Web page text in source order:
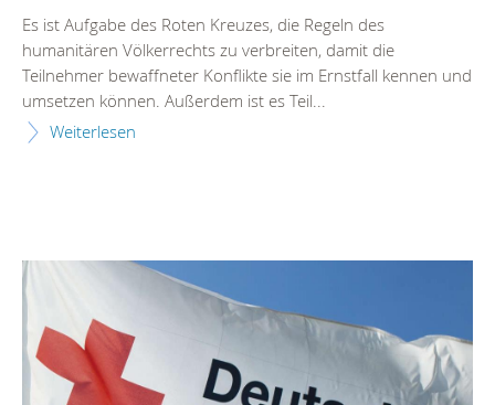
Es ist Aufgabe des Roten Kreuzes, die Regeln des
humanitären Völkerrechts zu verbreiten, damit die
Teilnehmer bewaffneter Konflikte sie im Ernstfall kennen und
umsetzen können. Außerdem ist es Teil...
Weiterlesen